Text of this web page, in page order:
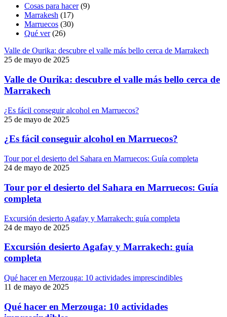
Cosas para hacer(9)
Marrakesh (17)
Marruecos (30)
Qué ver(26)
Valle de Ourika: descubre el valle más bello cerca de Marrakech
25 de mayo de 2025
Valle de Ourika: descubre el valle más bello cerca de
Marrakech
¿Es fácil conseguir alcohol en Marruecos?
25 de mayo de 2025
¿Es fácil conseguir alcohol en Marruecos?
Tour por el desierto del Sahara en Marruecos: Guía completa
24 de mayo de 2025
Tour por el desierto del Sahara en Marruecos: Guía
completa
Excursión desierto Agafay y Marrakech: guía completa
24 de mayo de 2025
Excursión desierto Agafay y Marrakech: guía
completa
Qué hacer en Merzouga: 10 actividades imprescindibles
11 de mayo de 2025
Qué hacer en Merzouga: 10 actividades